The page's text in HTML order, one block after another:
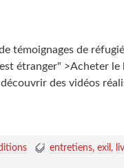
témoignages de
étranger" >Acheter le
des vidéos
entretiens exil